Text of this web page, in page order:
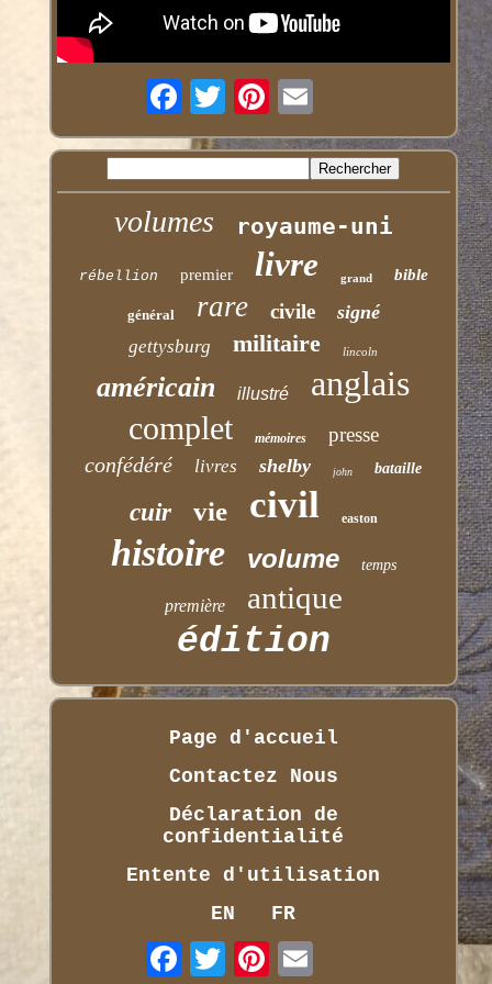
volumes royaume-uni
rébellion premier livre grand bible
général rare civile signé
gettysburg militaire lincoln
américain illustré anglais
complet mémoires presse
confédéré livres shelby john bataille
cuir vie civil easton
histoire volume temps
première antique
édition
Page d'accueil
Contactez Nous
Déclaration de
confidentialité
Entente d'utilisation
EN
FR